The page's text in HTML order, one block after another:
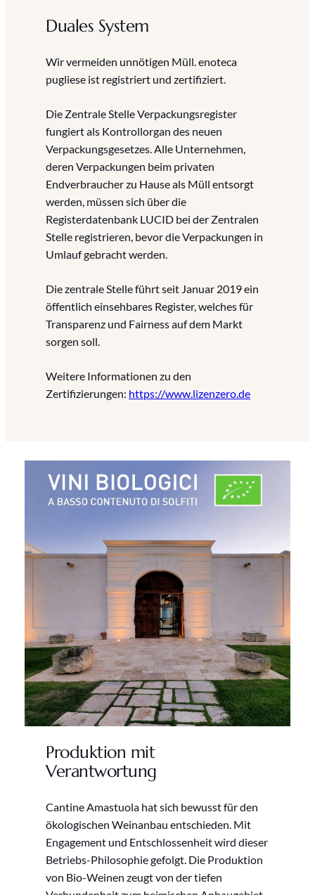
Duales System
Wir vermeiden unnötigen Müll. enoteca
pugliese ist registriert und zertifiziert.
Die Zentrale Stelle Verpackungsregister
fungiert als Kontrollorgan des neuen
Verpackungsgesetzes. Alle Unternehmen,
deren Verpackungen beim privaten
Endverbraucher zu Hause als Müll entsorgt
werden, müssen sich über die
Registerdatenbank LUCID bei der Zentralen
Stelle registrieren, bevor die Verpackungen in
Umlauf gebracht werden.
Die zentrale Stelle führt seit Januar 2019 ein
öffentlich einsehbares Register, welches für
Transparenz und Fairness auf dem Markt
sorgen soll.
Weitere Informationen zu den
Zertifizierungen: https://www.lizenzero.de
Produktion mit
Verantwortung
Cantine Amastuola hat sich bewusst für den
ökologischen Weinanbau entschieden. Mit
Engagement und Entschlossenheit wird dieser
Betriebs-Philosophie gefolgt. Die Produktion
von Bio-Weinen zeugt von der tiefen